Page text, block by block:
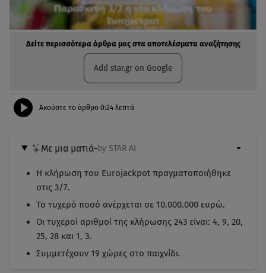
Δείτε περισσότερα άρθρα μας στα αποτελέσματα αναζήτησης
Add star.gr on Google
Ακούστε το άρθρο 0:24 λεπτά
Με μια ματιά-by STAR AI
Η κλήρωση του Eurojackpot πραγματοποιήθηκε
στις 3/7.
Το τυχερό ποσό ανέρχεται σε 10.000.000 ευρώ.
Οι τυχεροί αριθμοί της κλήρωσης 243 είναι: 4, 9, 20,
25, 28 και 1, 3.
Συμμετέχουν 19 χώρες στο παιχνίδι.